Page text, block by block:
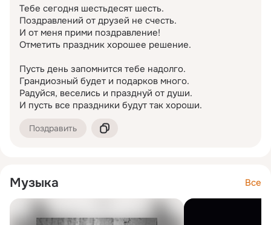
Тебе сегодня шестьдесят шесть.
Поздравлений от друзей не счесть.
И от меня прими поздравление!
Отметить праздник хорошее решение.
Пусть день запомнится тебе надолго.
Грандиозный будет и подарков много.
Радуйся, веселись и празднуй от души.
И пусть все праздники будут так хороши.
Поздравить
Музыка Все